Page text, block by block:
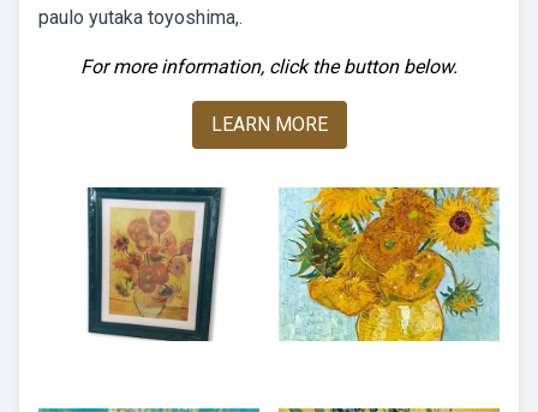
paulo yutaka toyoshima,.
For more information, click the button below.
LEARN MORE